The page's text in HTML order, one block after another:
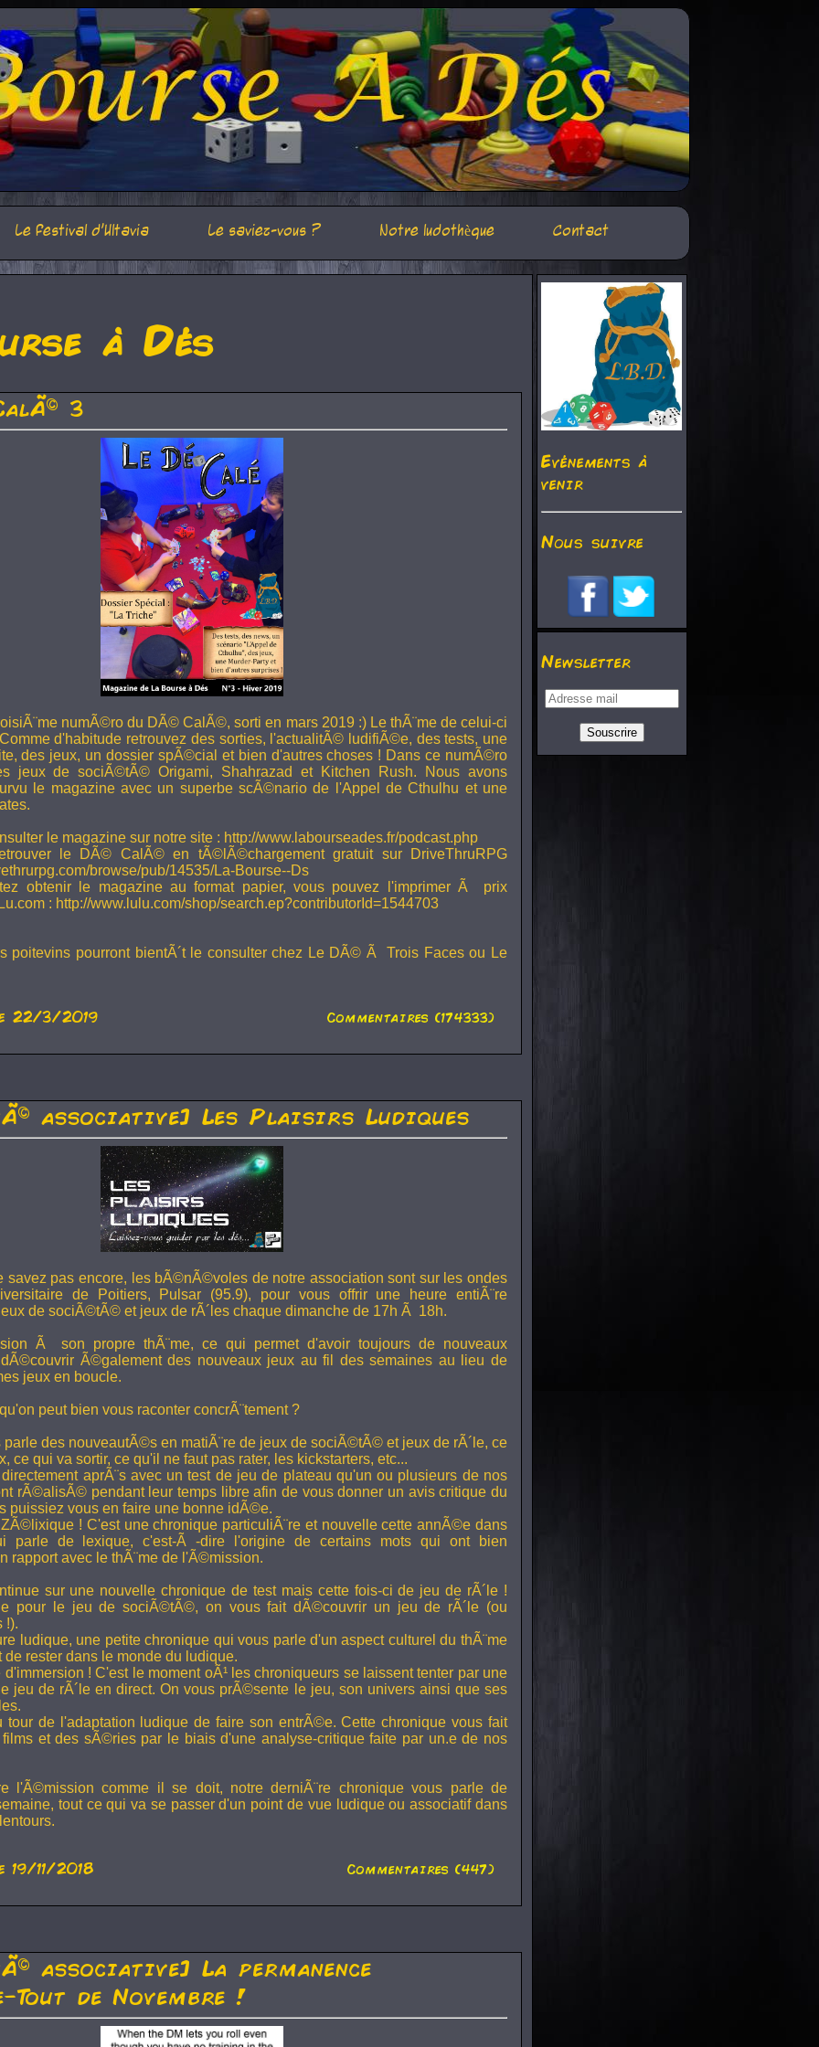
Le festival d'Ultavia Le saviez-vous ? Notre ludothèque Contact
à Dés
3
numÃ©ro du DÃ© CalÃ©, sorti en mars 2019 :) Le thÃ¨me de celui-ci
d'habitude retrouvez des sorties, l'actualitÃ© ludifiÃ©e, des tests, une
des jeux, un dossier spÃ©cial et bien d'autres choses ! Dans ce numÃ©ro
jeux de sociÃ©tÃ© Origami, Shahrazad et Kitchen Rush. Nous avons
le magazine avec un superbe scÃ©nario de l'Appel de Cthulhu et une
le magazine sur notre site : http://www.labourseades.fr/podcast.php
le DÃ© CalÃ© en tÃ©lÃ©chargement gratuit sur DriveThruRPG
browse/pub/14535/La-Bourse--Ds
obtenir le magazine au format papier, vous pouvez l'imprimer Ã prix
: http://www.lulu.com/shop/search.ep?contributorId=1544703
poitevins pourront bientÃ´t le consulter chez Le DÃ© Ã Trois Faces ou Le
22/3/2019 Commentaires (174333)
associative] Les Plaisirs Ludiques
savez pas encore, les bÃ©nÃ©voles de notre association sont sur les ondes
de Poitiers, Pulsar (95.9), pour vous offrir une heure entiÃ¨re
de sociÃ©tÃ© et jeux de rÃ´les chaque dimanche de 17h Ã 18h.
Ã son propre thÃ¨me, ce qui permet d'avoir toujours de nouveaux
Ã©galement des nouveaux jeux au fil des semaines au lieu de
jeux en boucle.
peut bien vous raconter concrÃ¨tement ?
des nouveautÃ©s en matiÃ¨re de jeux de sociÃ©tÃ© et jeux de rÃ´le, ce
ce qui va sortir, ce qu'il ne faut pas rater, les kickstarters, etc...
aprÃ¨s avec un test de jeu de plateau qu'un ou plusieurs de nos
rÃ©alisÃ© pendant leur temps libre afin de vous donner un avis critique du
puissiez vous en faire une bonne idÃ©e.
! C'est une chronique particuliÃ¨re et nouvelle cette annÃ©e dans
parle de lexique, c'est-Ã -dire l'origine de certains mots qui ont bien
rapport avec le thÃ¨me de l'Ã©mission.
sur une nouvelle chronique de test mais cette fois-ci de jeu de rÃ´le !
pour le jeu de sociÃ©tÃ©, on vous fait dÃ©couvrir un jeu de rÃ´le (ou
!).
ludique, une petite chronique qui vous parle d'un aspect culturel du thÃ¨me
de rester dans le monde du ludique.
d'immersion ! C'est le moment oÃ¹ les chroniqueurs se laissent tenter par une
jeu de rÃ´le en direct. On vous prÃ©sente le jeu, son univers ainsi que ses
tour de l'adaptation ludique de faire son entrÃ©e. Cette chronique vous fait
et des sÃ©ries par le biais d'une analyse-critique faite par un.e de nos
l'Ã©mission comme il se doit, notre derniÃ¨re chronique vous parle de
tout ce qui va se passer d'un point de vue ludique ou associatif dans
11/2018 Commentaires (447)
associative] La permanence
Tout de Novembre !
Evénements à
venir
Nous suivre
Newsletter